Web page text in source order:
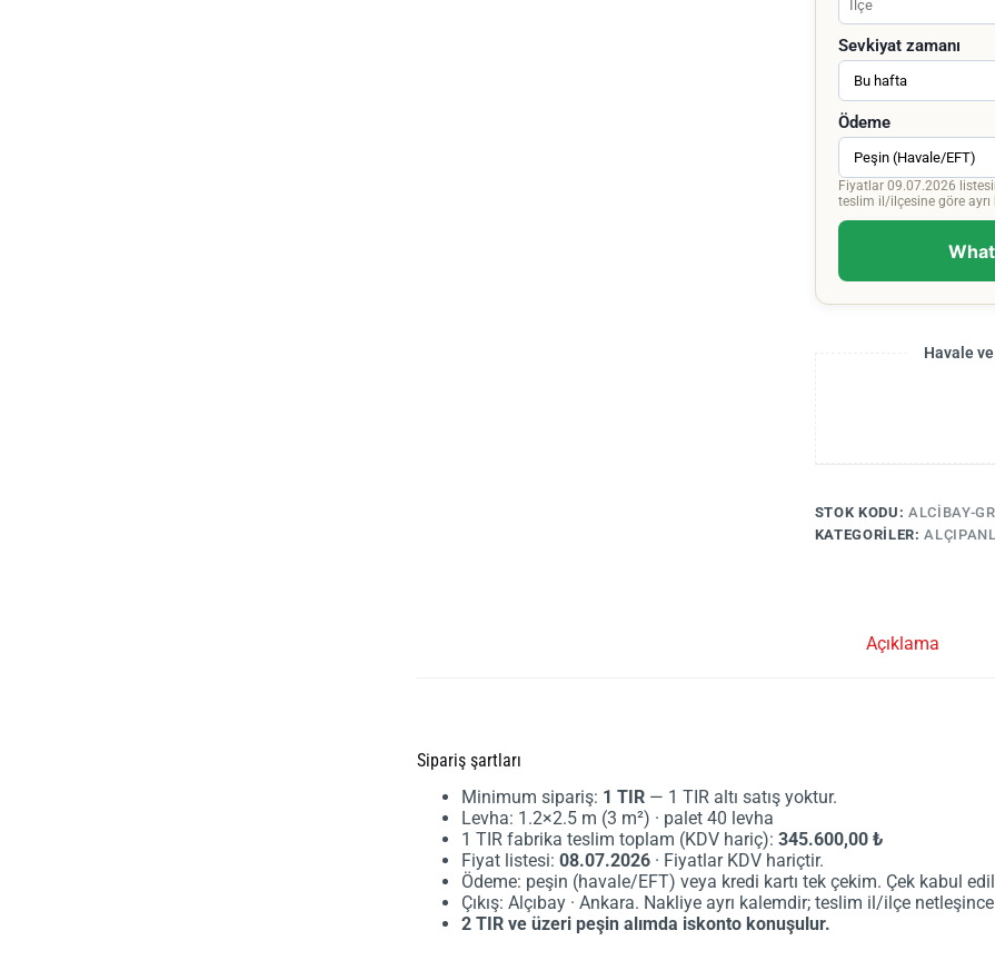
Sevkiyat zamanı
Ödeme
Fiyatlar 09.07.2026
teslim il/ilçesine göre ayrı
Havale
STOK KODU: ALCIBAY-
KATEGORILER:
Açıklama
Sipariş şartları
Minimum sipariş: 1 TIR— 1 TIR altı satış yoktur.
Levha: 1.2×2.5 m (3 m²) · palet 40 levha
1 TIR fabrika teslim toplam (KDV hariç): 345.600,00 ₺
Fiyat listesi: 08.07.2026· Fiyatlar KDV hariçtir.
Ödeme: peşin (havale/EFT) veya kredi kartı tek çekim. Çek kabul
Çıkış: Alçıbay · Ankara. Nakliye ayrı kalemdir; teslim il/ilçe
2 TIR ve üzeri peşin alımda iskonto konuşulur.